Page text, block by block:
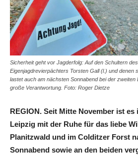
Sicherheit geht vor Jagderfolg: Auf den Schultern
Eigenjagdrevierpächters Torsten Gall (l.) und denen
lastet auch am nächsten Sonnabend bei der zweiten
große Verantwortung. Foto: Roger Dietze
REGION. Seit Mitte November ist
Leipzig mit der Ruhe für das liebe
Planitzwald und im Colditzer Forst
Sonnabend sowie an den beiden